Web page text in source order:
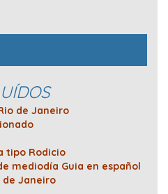
de Janeiro
tipo Rodicio
mediodía Guia en español
de Janeiro